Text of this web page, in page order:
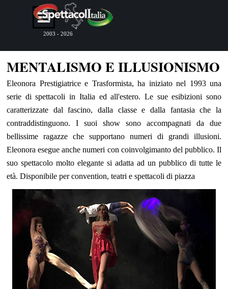
Vai ai contenuti
Salta menù
2003 - 2026
MENTALISMO E ILLUSIONISMO
Eleonora Prestigiatrice e Trasformista, ha iniziato nel 1993 una
serie di spettacoli in Italia ed all'estero. Le sue esibizioni sono
caratterizzate dal fascino, dalla classe e dalla fantasia che la
contraddistinguono. I suoi show sono accompagnati da due
bellissime ragazze che supportano numeri di grandi illusioni.
Eleonora esegue anche numeri con coinvolgimanto del pubblico. Il
suo spettacolo molto elegante si adatta ad un pubblico di tutte le
età. Disponibile per convention, teatri e spettacoli di piazza